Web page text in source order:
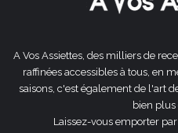
A Vos Assiettes, des milliers de
raffinées accessibles à tous, en
saisons, c'est également de l'art
bien plus
Laissez-vous emporter